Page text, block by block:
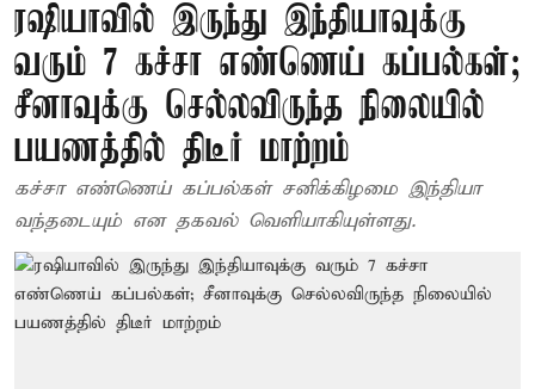
ரஷியாவில் இருந்து இந்தியாவுக்கு
வரும் 7 கச்சா எண்ணெய் கப்பல்கள்;
சீனாவுக்கு செல்லவிருந்த நிலையில்
பயணத்தில் திடீர் மாற்றம்
கச்சா எண்ணெய் கப்பல்கள் சனிக்கிழமை இந்தியா
வந்தடையும் என தகவல் வெளியாகியுள்ளது.